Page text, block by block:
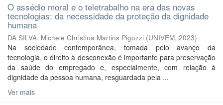
O assédio moral e o teletrabalho na era das novas
tecnologias: da necessidade da proteção da dignidade
humana
DA SILVA, Michele Christina Martins Pigozzi (UNIVEM, 2023)
Na sociedade contemporânea, tomada pelo avanço da
tecnologia, o direito à desconexão é importante para preservação
da saúde do empregado e, especialmente, com relação à
dignidade da pessoa humana, resguardada pela ...
Ver mais